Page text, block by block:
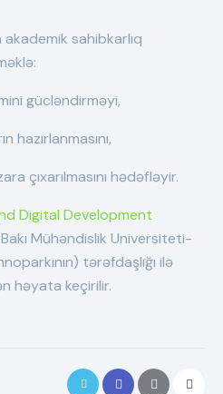
akademik sahibkarlıq
gücləndirməyi,
hazırlanmasını,
çıxarılmasını hədəfləyir.
Digital Development
Mühəndislik Universiteti-
tərəfdaşlığı ilə
həyata keçirilir.